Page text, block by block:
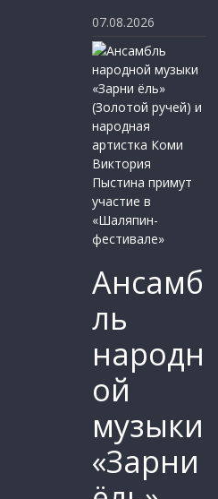
07.08.2026
Ансамб
ль
народн
ой
музыки
«Зарни